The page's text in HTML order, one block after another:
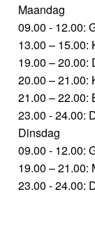
Maandag
09.00 - 12.00:
13.00 – 15.00:
19.00 –
20.00 – 21.00:
21.00 – 22.00:
23.00 - 24.00:
Dinsdag
09.00 - 12.00:
19.00 – 21.00:
23.00 - 24.00: